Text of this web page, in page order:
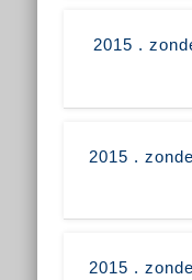
2015 .
2015 .
2015 .